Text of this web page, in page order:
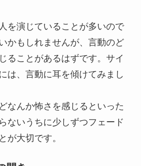
を演じていることが多いので
かもしれませんが、言動のど
ることがあるはずです。サイ
は、言動に耳を傾けてみまし
なんか怖さを感じるといった
ないうちに少しずつフェード
が大切です。